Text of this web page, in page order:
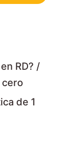
RD? /
de 1